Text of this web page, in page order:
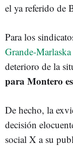
el ya referido de
Para los
Grande-Marlaska
deterioro de la
para Montero
De hecho, la
decisión
social X a su